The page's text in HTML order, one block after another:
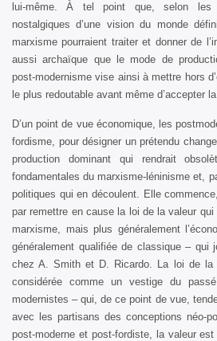
lui-même. À tel point que, selon les
nostalgiques d’une vision du monde
marxisme pourraient traiter et donner de
aussi archaïque que le mode de
post-modernisme vise ainsi à mettre hors
le plus redoutable avant même d’accepter
D’un point de vue économique, les
fordisme, pour désigner un prétendu
production dominant qui rendrait
fondamentales du marxisme-léninisme et,
politiques qui en découlent. Elle
par remettre en cause la loi de la valeur
marxisme, mais plus généralement
généralement qualifiée de classique – qui
chez A. Smith et D. Ricardo. La loi de la
considérée comme un vestige du
modernistes – qui, de ce point de vue,
avec les partisans des conceptions néo-
post-moderne et post-fordiste, la valeur